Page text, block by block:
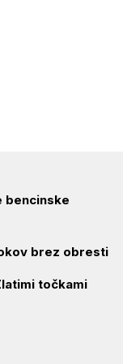
bencinske
brez obresti
točkami